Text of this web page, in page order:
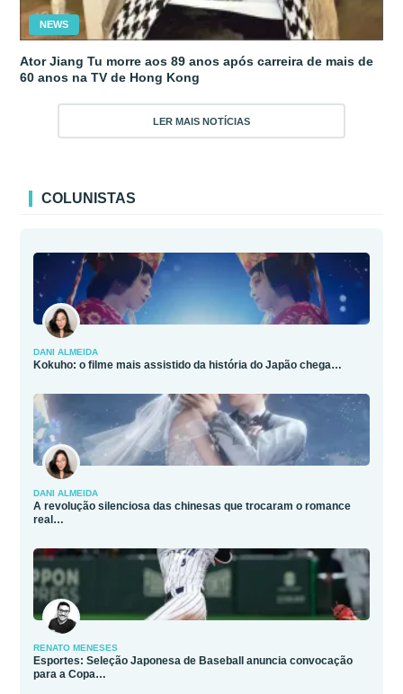
NEWS
Ator Jiang Tu morre aos 89 anos após carreira de mais de
60 anos na TV de Hong Kong
LER MAIS NOTÍCIAS
COLUNISTAS
DANI ALMEIDA
Kokuho: o filme mais assistido da história do Japão chega…
DANI ALMEIDA
A revolução silenciosa das chinesas que trocaram o romance
real…
RENATO MENESES
Esportes: Seleção Japonesa de Baseball anuncia convocação
para a Copa…